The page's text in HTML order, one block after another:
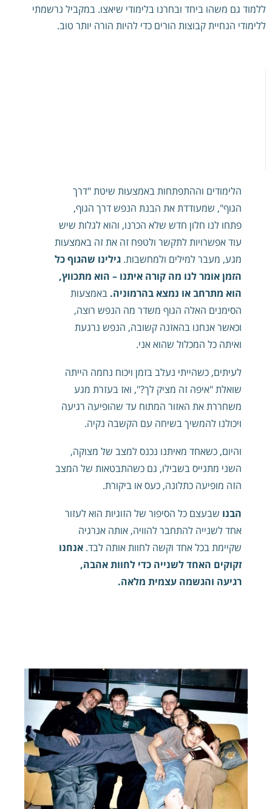
ללמוד גם משהו ביחד ובחרנו בלימודי שיאצו. במקביל נרשמתי
ללימודי הנחיית קבוצות הורים כדי להיות הורה יותר טוב.
הלימודים וההתפתחות באמצעות שיטת "דרך
הגוף", שמעודדת את הבנת הנפש דרך הגוף,
פתחו לנו חלון חדש שלא הכרנו, והוא לגלות שיש
עוד אפשרויות לתקשר ולטפח זה את זה באמצעות
מגע, מעבר למילים ולמחשבות. גילינו שהגוף כל
הזמן אומר לנו מה קורה איתנו – הוא מתכווץ,
הוא מתרחב או נמצא בהרמוניה. באמצעות
הסימנים האלה הגוף משדר מה הנפש רוצה,
וכאשר אנחנו בהאזנה קשובה, הנפש נרגעת
ואיתה כל המכלול שהוא אני.
לעיתים, כשהייתי נעלב בזמן ויכוח נחמה הייתה
שואלת "איפה זה מציק לך?", ואז בעזרת מגע
משחררת את האזור המתוח עד שהופיעה רגיעה
ויכולנו להמשיך בשיחה עם הקשבה נקיה.
והיום, כשאחד מאיתנו נכנס למצב של מצוקה,
השני מתגייס בשבילו, גם כשהתבטאות של המצב
הזה מופיעה כתלונה, כעס או ביקורת.
הבנו שבעצם כל הסיפור של הזוגיות הוא לעזור
אחד לשנייה להתחבר להוויה, אותה אנרגיה
שקיימת בכל אחד וקשה לחוות אותה לבד. אנחנו
זקוקים האחד לשנייה כדי לחוות אהבה,
רגיעה והגשמה עצמית מלאה.